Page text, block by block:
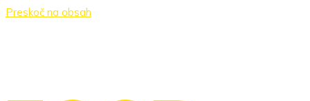
Preskoč na obsah